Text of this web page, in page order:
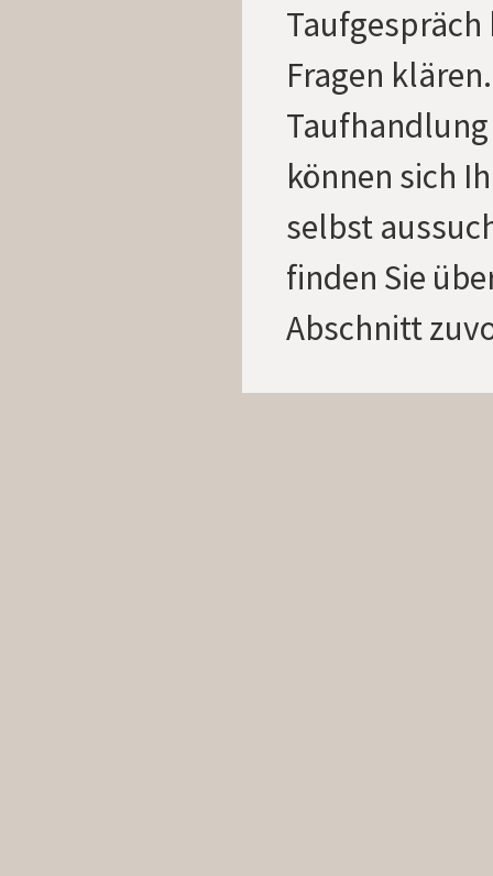
Taufgespräch
Fragen
können sich
selbst
finden Sie
Abschnitt